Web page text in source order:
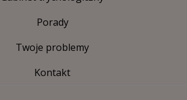
Porady
Twoje problemy
Kontakt